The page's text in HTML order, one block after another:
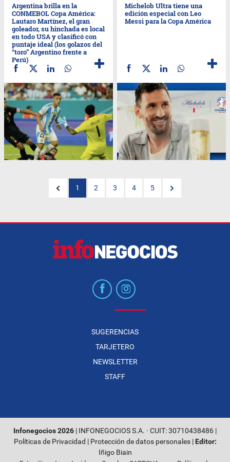
Argentina brilla en la
CONMEBOL Copa América:
Lautaro Martínez, el gran
goleador, su hinchada es local
en todo USA y clasificó con
puntaje ideal (los golazos del
“toro” Argentino frente a
Perú)
Michelob Ultra tiene una
edición especial con Leo
Messi para la Copa América
1 2 3 4 5
SUGERENCIAS
TARJETERO
NEWSLETTER
STAFF
Infonegocios 2026 | INFONEGOCIOS S.A. · CUIT: 30710438486 |
Políticas de Privacidad | Protección de datos personales| Editor:
Iñigo Biain